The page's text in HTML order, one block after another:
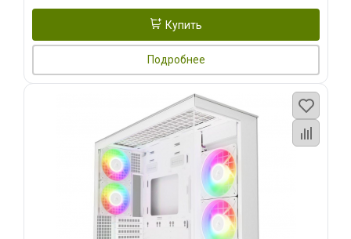
Купить
Подробнее